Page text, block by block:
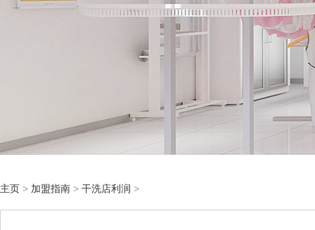
主页 > 加盟指南 > 干洗店利润 >